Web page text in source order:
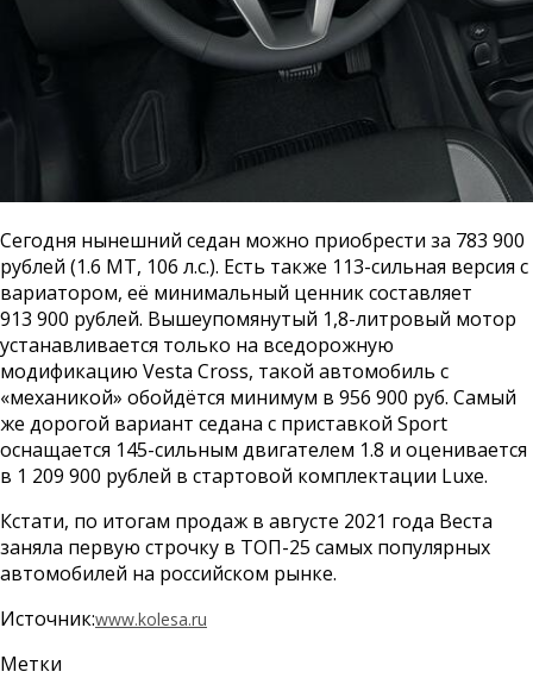
Сегодня нынешний седан можно приобрести за 783 900
рублей (1.6 МТ, 106 л.с.). Есть также 113-сильная версия с
вариатором, её минимальный ценник составляет
913 900 рублей. Вышеупомянутый 1,8-литровый мотор
устанавливается только на вседорожную
модификацию Vesta Cross, такой автомобиль с
«механикой» обойдётся минимум в 956 900 руб. Самый
же дорогой вариант седана с приставкой Sport
оснащается 145-сильным двигателем 1.8 и оценивается
в 1 209 900 рублей в стартовой комплектации Luxe.
Кстати, по итогам продаж в августе 2021 года Веста
заняла первую строчку в ТОП-25 самых популярных
автомобилей на российском рынке.
Источник:www.kolesa.ru
Метки